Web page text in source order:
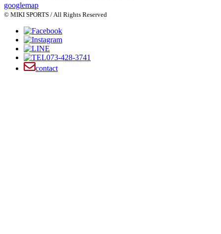
googlemap
© MIKI SPORTS / All Rights Reserved
073-428-3741
contact